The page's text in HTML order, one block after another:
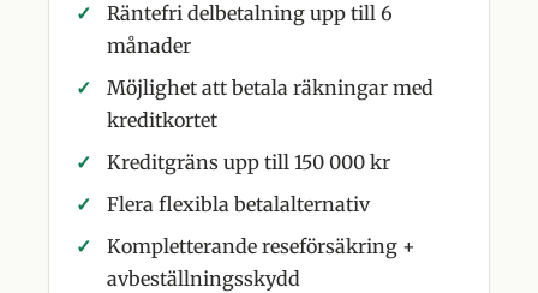
Räntefri delbetalning upp till 6
månader
Möjlighet att betala räkningar med
kreditkortet
Kreditgräns upp till 150 000 kr
Flera flexibla betalalternativ
Kompletterande reseförsäkring +
avbeställningsskydd